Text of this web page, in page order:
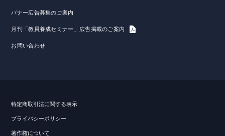
バナー広告募集のご案内
月刊「教員養成セミナー」広告掲載のご案内
お問い合わせ
特定商取引法に関する表示
プライバシーポリシー
著作権について